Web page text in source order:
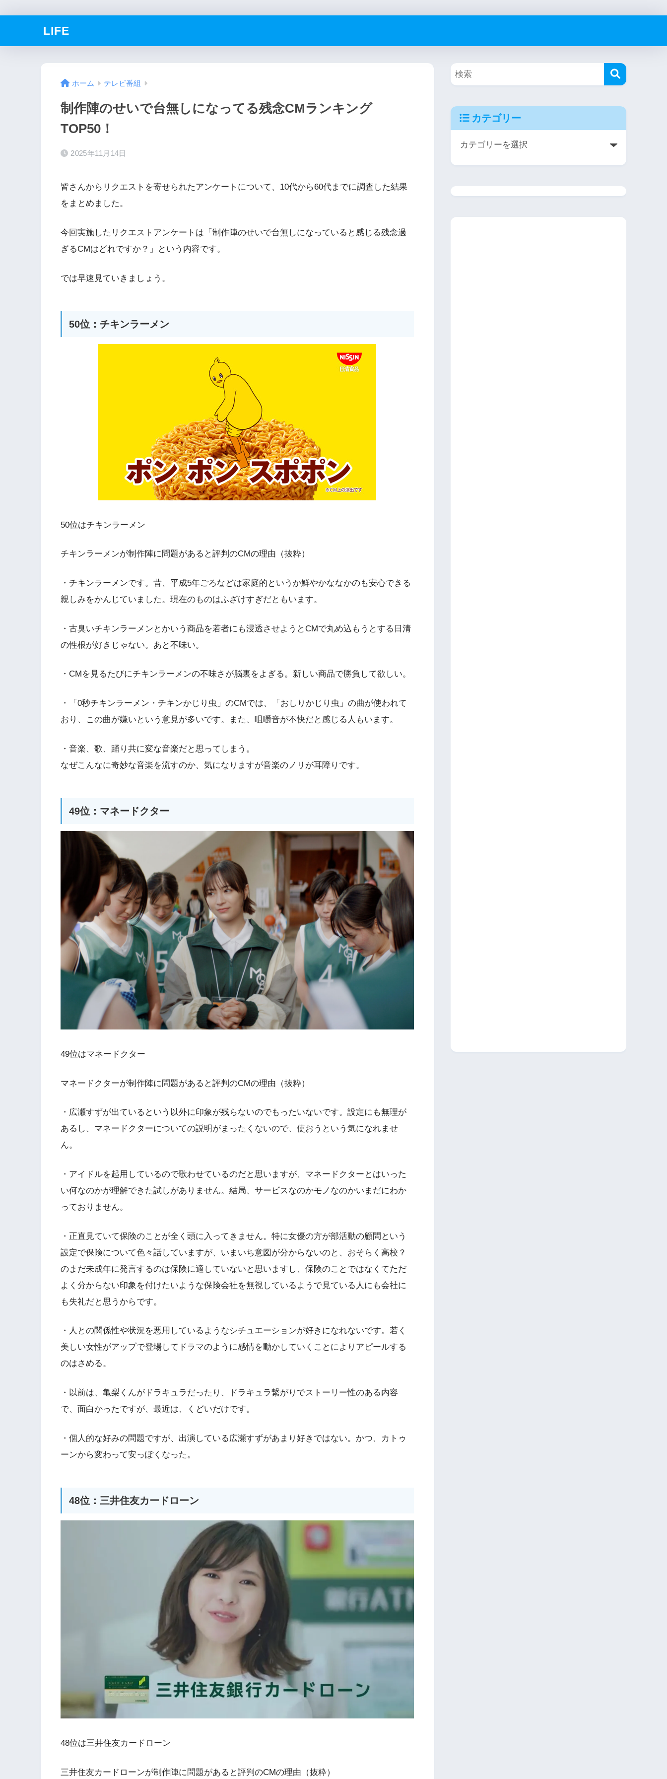
LIFE
ホーム テレビ番組
制作陣のせいで台無しになってる残念CMランキング
TOP50！
2025年11月14日
皆さんからリクエストを寄せられたアンケートについて、10代から60代までに調査した結果
をまとめました。
今回実施したリクエストアンケートは「制作陣のせいで台無しになっていると感じる残念過
ぎるCMはどれですか？」という内容です。
では早速見ていきましょう。
50位：チキンラーメン
50位はチキンラーメン
チキンラーメンが制作陣に問題があると評判のCMの理由（抜粋）
・チキンラーメンです。昔、平成5年ごろなどは家庭的というか鮮やかななかのも安心できる
親しみをかんじていました。現在のものはふざけすぎだともいます。
・古臭いチキンラーメンとかいう商品を若者にも浸透させようとCMで丸め込もうとする日清
の性根が好きじゃない。あと不味い。
・CMを見るたびにチキンラーメンの不味さが脳裏をよぎる。新しい商品で勝負して欲しい。
・「0秒チキンラーメン・チキンかじり虫」のCMでは、「おしりかじり虫」の曲が使われて
おり、この曲が嫌いという意見が多いです。また、咀嚼音が不快だと感じる人もいます。
・音楽、歌、踊り共に変な音楽だと思ってしまう。
なぜこんなに奇妙な音楽を流すのか、気になりますが音楽のノリが耳障りです。
49位：マネードクター
49位はマネードクター
マネードクターが制作陣に問題があると評判のCMの理由（抜粋）
・広瀬すずが出ているという以外に印象が残らないのでもったいないです。設定にも無理が
あるし、マネードクターについての説明がまったくないので、使おうという気になれませ
ん。
・アイドルを起用しているので歌わせているのだと思いますが、マネードクターとはいった
い何なのかが理解できた試しがありません。結局、サービスなのかモノなのかいまだにわか
っておりません。
・正直見ていて保険のことが全く頭に入ってきません。特に女優の方が部活動の顧問という
設定で保険について色々話していますが、いまいち意図が分からないのと、おそらく高校？
のまだ未成年に発言するのは保険に適していないと思いますし、保険のことではなくてただ
よく分からない印象を付けたいような保険会社を無視しているようで見ている人にも会社に
も失礼だと思うからです。
・人との関係性や状況を悪用しているようなシチュエーションが好きになれないです。若く
美しい女性がアップで登場してドラマのように感情を動かしていくことによりアピールする
のはさめる。
・以前は、亀梨くんがドラキュラだったり、ドラキュラ繋がりでストーリー性のある内容
で、面白かったですが、最近は、くどいだけです。
・個人的な好みの問題ですが、出演している広瀬すずがあまり好きではない。かつ、カトゥ
ーンから変わって安っぽくなった。
48位：三井住友カードローン
48位は三井住友カードローン
三井住友カードローンが制作陣に問題があると評判のCMの理由（抜粋）
カテゴリー